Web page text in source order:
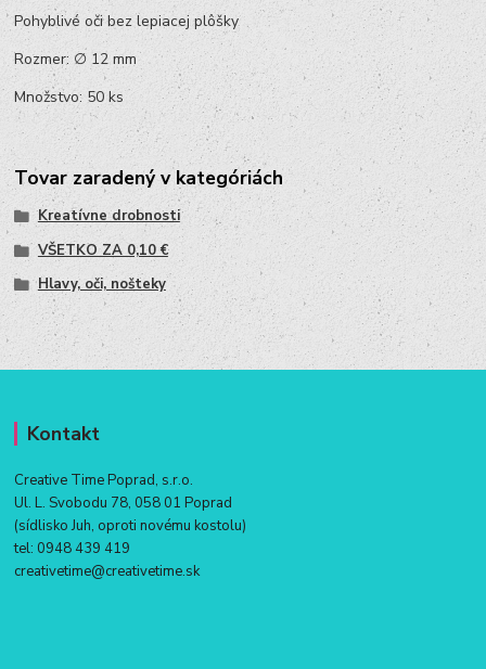
Pohyblivé oči bez lepiacej plôšky
Rozmer: ∅ 12 mm
Množstvo: 50 ks
Tovar zaradený v kategóriách
Kreatívne drobnosti
VŠETKO ZA 0,10 €
Hlavy, oči, nošteky
Kontakt
Creative Time Poprad, s.r.o.
Ul. L. Svobodu 78, 058 01 Poprad
(sídlisko Juh, oproti novému kostolu)
tel: 0948 439 419
creativetime@creativetime.sk